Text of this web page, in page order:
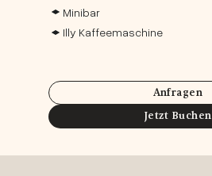
Minibar
Illy Kaffeemaschine
Anfragen
Jetzt Buchen